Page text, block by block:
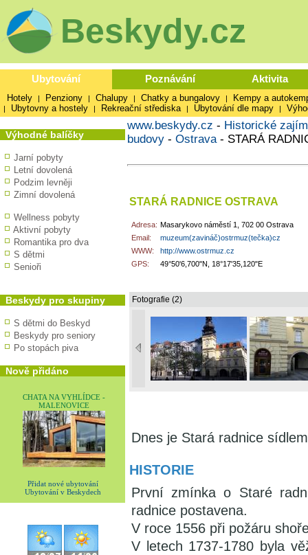
Beskydy.cz
Ubytování Poznávání Aktivita
Hotely | Penziony | Chalupy | Chatky a bungalovy | Kempy a
| Ubytovny a hostely | Rekreační střediska | Ubytování dle mapy |
Výhodné balíčky
Jarní pobyty
Letní dovolená
Podzim levněji
Zimní dovolená
Wellness pobyty
Aktivní pobyty
Romantika pro dva
S dětmi
Senioři
Beskydy pro skupiny
S dětmi do Beskyd
Beskydy pro seniory
Po stopách piva
Nově přidáno
CHATA NA VYHLÍDCE -
MALENOVICE
Přidat nové ubytování
Ubytování v Beskydech
www.beskydy.cz - Historické
budovy - Ostrava- STARÁ
STARÁ RADNICE OSTRAVA
Adresa: Masarykovo náměstí 1, 702 00 Ostrava
Email:
muzeum(zavináč)ostrmuz(tečka)cz
WWW:
http://www.ostrmuz.cz
GPS:
49°50'6,700"N, 18°17'35,120"E
Fotografie (2)
Dnes je Stará radnice
HISTORIE
První zmínka o Staré
radnice postavena.
V roce 1556 při požáru
V letech 1737-1780 byla